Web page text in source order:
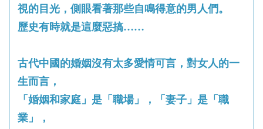
視的目光，側眼看著那些自鳴得意的男人們。
歷史有時就是這麼惡搞……
古代中國的婚姻沒有太多愛情可言，對女人的一
生而言，
「婚姻和家庭」是「職場」，「妻子」是「職
業」，